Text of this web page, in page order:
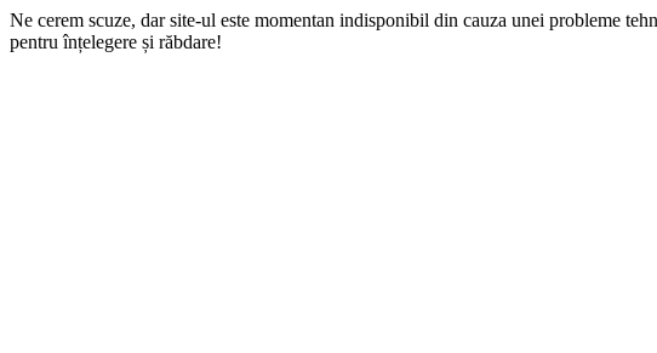
Ne cerem scuze, dar site-ul este momentan indisponibil din cauza unei probleme
pentru înțelegere și răbdare!